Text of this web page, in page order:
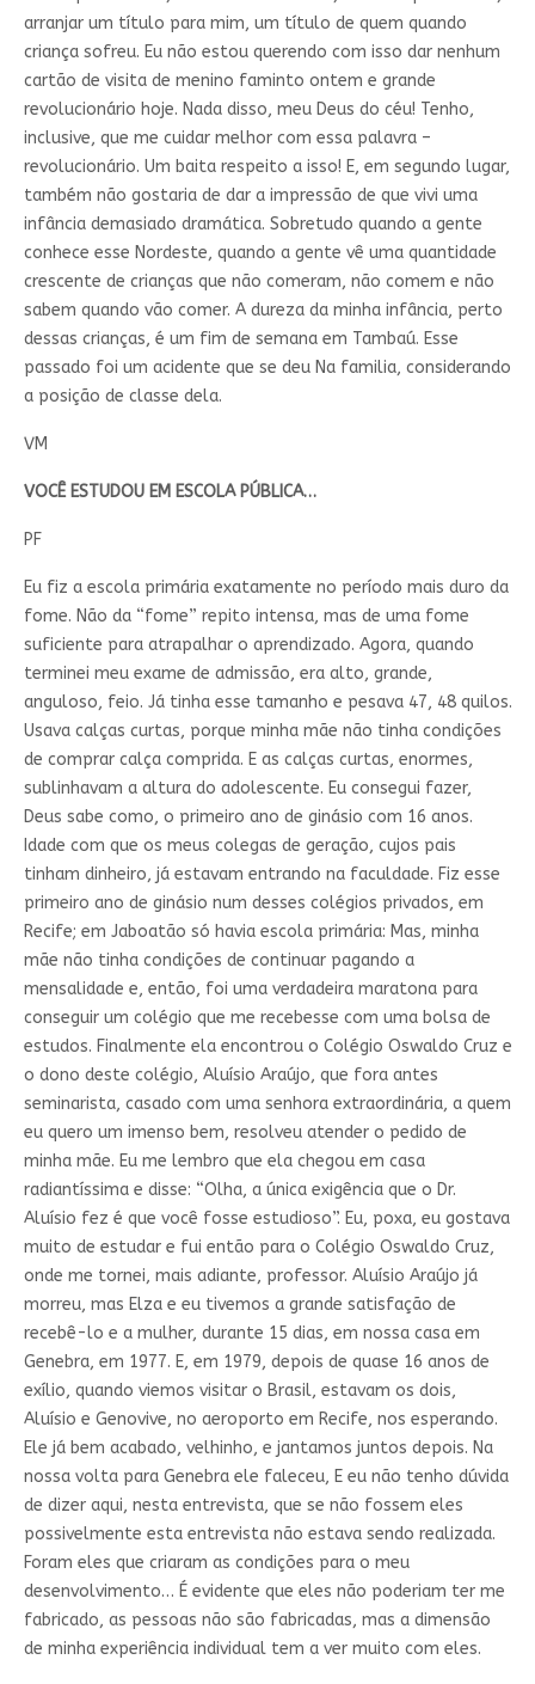
arranjar um título para mim, um título de quem quando
criança sofreu. Eu não estou querendo com isso dar nenhum
cartão de visita de menino faminto ontem e grande
revolucionário hoje. Nada disso, meu Deus do céu! Tenho,
inclusive, que me cuidar melhor com essa palavra –
revolucionário. Um baita respeito a isso! E, em segundo lugar,
também não gostaria de dar a impressão de que vivi uma
infância demasiado dramática. Sobretudo quando a gente
conhece esse Nordeste, quando a gente vê uma quantidade
crescente de crianças que não comeram, não comem e não
sabem quando vão comer. A dureza da minha infância, perto
dessas crianças, é um fim de semana em Tambaú. Esse
passado foi um acidente que se deu Na familia, considerando
a posição de classe dela.
VM
VOCÊ ESTUDOU EM ESCOLA PÚBLICA…
PF
Eu fiz a escola primária exatamente no período mais duro da
fome. Não da “fome” repito intensa, mas de uma fome
suficiente para atrapalhar o aprendizado. Agora, quando
terminei meu exame de admissão, era alto, grande,
anguloso, feio. Já tinha esse tamanho e pesava 47, 48 quilos.
Usava calças curtas, porque minha mãe não tinha condições
de comprar calça comprida. E as calças curtas, enormes,
sublinhavam a altura do adolescente. Eu consegui fazer,
Deus sabe como, o primeiro ano de ginásio com 16 anos.
Idade com que os meus colegas de geração, cujos pais
tinham dinheiro, já estavam entrando na faculdade. Fiz esse
primeiro ano de ginásio num desses colégios privados, em
Recife; em Jaboatão só havia escola primária: Mas, minha
mãe não tinha condições de continuar pagando a
mensalidade e, então, foi uma verdadeira maratona para
conseguir um colégio que me recebesse com uma bolsa de
estudos. Finalmente ela encontrou o Colégio Oswaldo Cruz e
o dono deste colégio, Aluísio Araújo, que fora antes
seminarista, casado com uma senhora extraordinária, a quem
eu quero um imenso bem, resolveu atender o pedido de
minha mãe. Eu me lembro que ela chegou em casa
radiantíssima e disse: “Olha, a única exigência que o Dr.
Aluísio fez é que você fosse estudioso”. Eu, poxa, eu gostava
muito de estudar e fui então para o Colégio Oswaldo Cruz,
onde me tornei, mais adiante, professor. Aluísio Araújo já
morreu, mas Elza e eu tivemos a grande satisfação de
recebê-lo e a mulher, durante 15 dias, em nossa casa em
Genebra, em 1977. E, em 1979, depois de quase 16 anos de
exílio, quando viemos visitar o Brasil, estavam os dois,
Aluísio e Genovive, no aeroporto em Recife, nos esperando.
Ele já bem acabado, velhinho, e jantamos juntos depois. Na
nossa volta para Genebra ele faleceu, E eu não tenho dúvida
de dizer aqui, nesta entrevista, que se não fossem eles
possivelmente esta entrevista não estava sendo realizada.
Foram eles que criaram as condições para o meu
desenvolvimento… É evidente que eles não poderiam ter me
fabricado, as pessoas não são fabricadas, mas a dimensão
de minha experiência individual tem a ver muito com eles.